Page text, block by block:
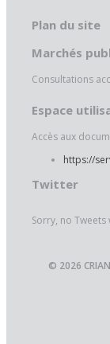
Plan du site
Marchés
Consultations
Espace
Accès aux
https://
Twitter
Sorry, no
© 2026